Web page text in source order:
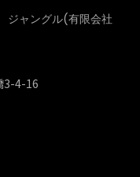
ジャングル(有限会社
3-4-16